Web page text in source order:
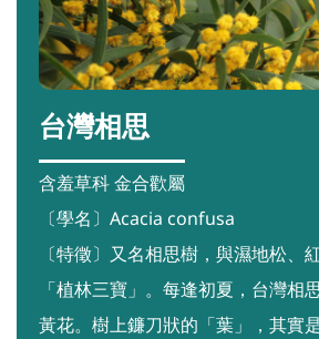
台灣相思
含羞草科 金合歡屬
〔學名〕Acacia confusa
〔特徵〕又名相思樹，與濕地松、
「植林三寶」。每逢初夏，台灣相
黃花。樹上鐮刀狀的「葉」，其實